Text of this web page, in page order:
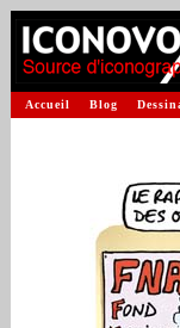
Accueil Blog